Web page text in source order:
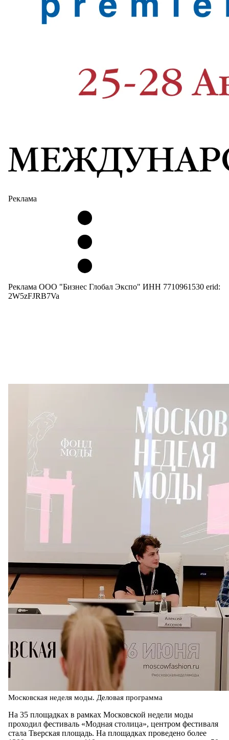
Реклама
Реклама ООО "Бизнес Глобал Экспо" ИНН 7710961530 erid:
2W5zFJRB7Va
Московская неделя моды. Деловая программа
На 35 площадках в рамках Московской недели моды
проходил фестиваль «Модная столица», центром фестиваля
стала Тверская площадь. На площадках проведено более